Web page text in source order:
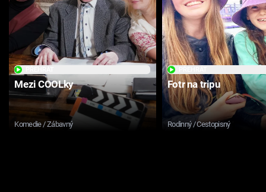
Mezi COOLky
Komedie / Zábavný
Fotr na tripu
Rodinný / Cestopisný